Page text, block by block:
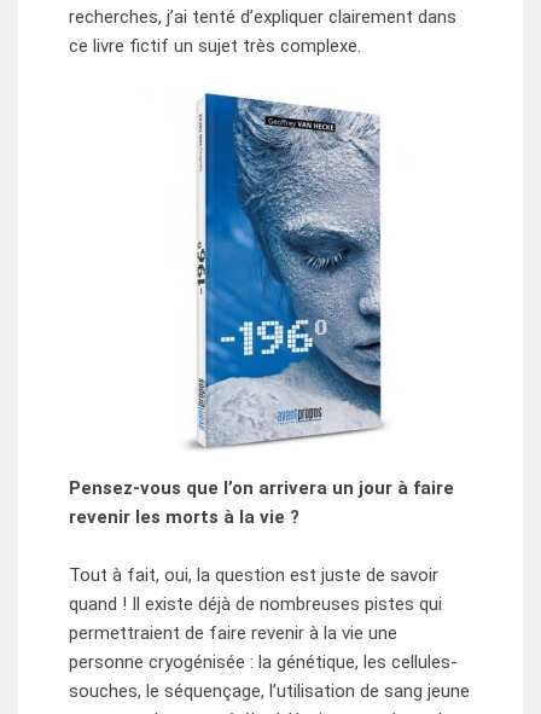
recherches, j’ai tenté d’expliquer clairement dans
ce livre fictif un sujet très complexe.
Pensez-vous que l’on arrivera un jour à faire
revenir les morts à la vie ?
Tout à fait, oui, la question est juste de savoir
quand ! Il existe déjà de nombreuses pistes qui
permettraient de faire revenir à la vie une
personne cryogénisée : la génétique, les cellules-
souches, le séquençage, l’utilisation de sang jeune